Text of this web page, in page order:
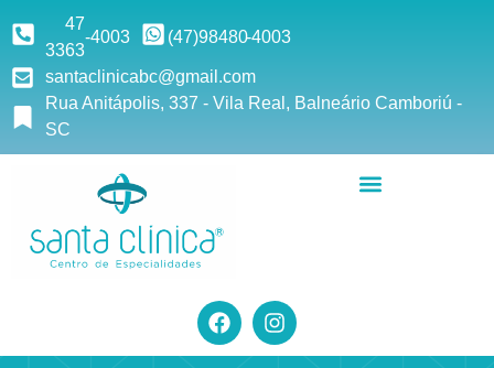
47
3363
-4003 (47)98480-4003
santaclinicabc@gmail.com
Rua Anitápolis, 337 - Vila Real, Balneário Camboriú -
SC